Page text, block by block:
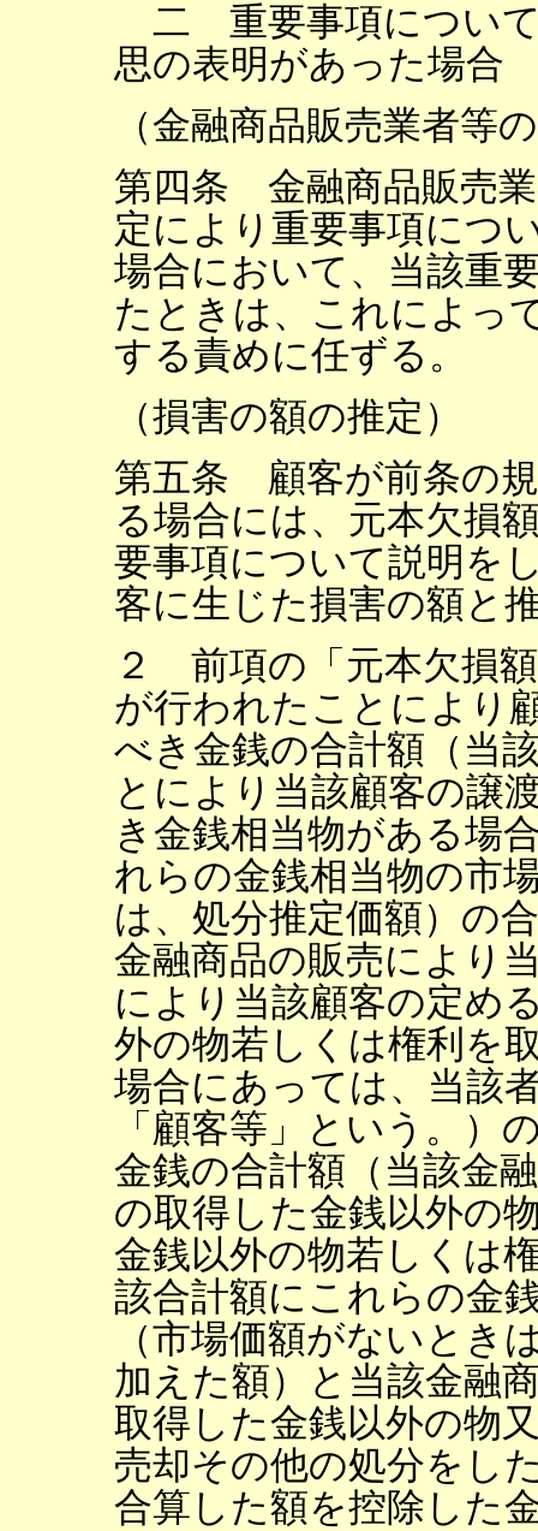
二 重要事項について
思の表明があった場合
（金融商品販売業者等
第四条 金融商品販売
定により重要事項につ
場合において、当該重
たときは、これによっ
する責めに任ずる。
（損害の額の推定）
第五条 顧客が前条の
る場合には、元本欠損
要事項について説明を
客に生じた損害の額と
２ 前項の「元本欠損
が行われたことにより
べき金銭の合計額（当
とにより当該顧客の譲
き金銭相当物がある場
れらの金銭相当物の市
は、処分推定価額）の
金融商品の販売により
により当該顧客の定め
外の物若しくは権利を
場合にあっては、当該
「顧客等」という。）
金銭の合計額（当該金
の取得した金銭以外の
金銭以外の物若しくは
該合計額にこれらの金
（市場価額がないとき
加えた額）と当該金融
取得した金銭以外の物
売却その他の処分をし
合算した額を控除した